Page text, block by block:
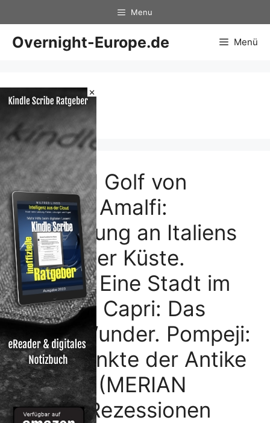
×
Inhalt
springen
Menu
Overnight-Europe.de Menü
Antike
MERIAN Golf von
Neapel: Amalfi:
Wanderung an Italiens
schönster Küste.
Neapel: Eine Stadt im
Rausch. Capri: Das
blaue Wunder. Pompeji:
Höhepunkte der Antike
erleben (MERIAN
Hefte) Rezessionen